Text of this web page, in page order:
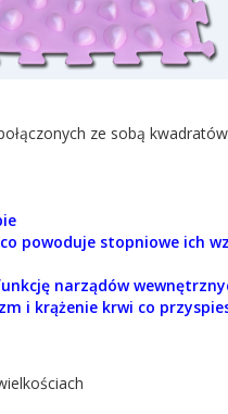
ze sobą
powoduje stopniowe ich
narządów
i krążenie krwi co